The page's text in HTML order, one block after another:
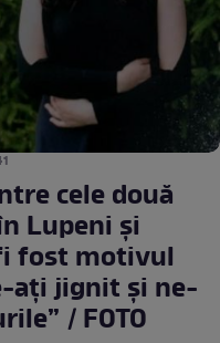
cele două
Lupeni și
fost motivul
ați jignit și ne-
/ FOTO